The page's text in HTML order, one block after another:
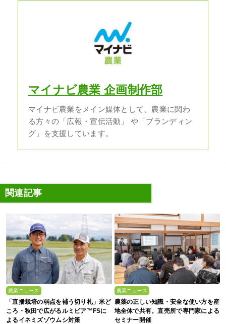
マイナビ農業 企画制作部
マイナビ農業をメイン媒体として、農業に関わ
る方々の「広報・宣伝活動」 や「ブランディン
グ」を支援しています。
関連記事
農業ニュース
「直播栽培の弱点を補う切り札」米ど
ころ・秋田で広がるルミビア™FSに
よるイネミズゾウムシ対策
農業ニュース
農薬の正しい知識・安全な使い方を産
地全体で共有。直売所で専門家による
セミナー開催